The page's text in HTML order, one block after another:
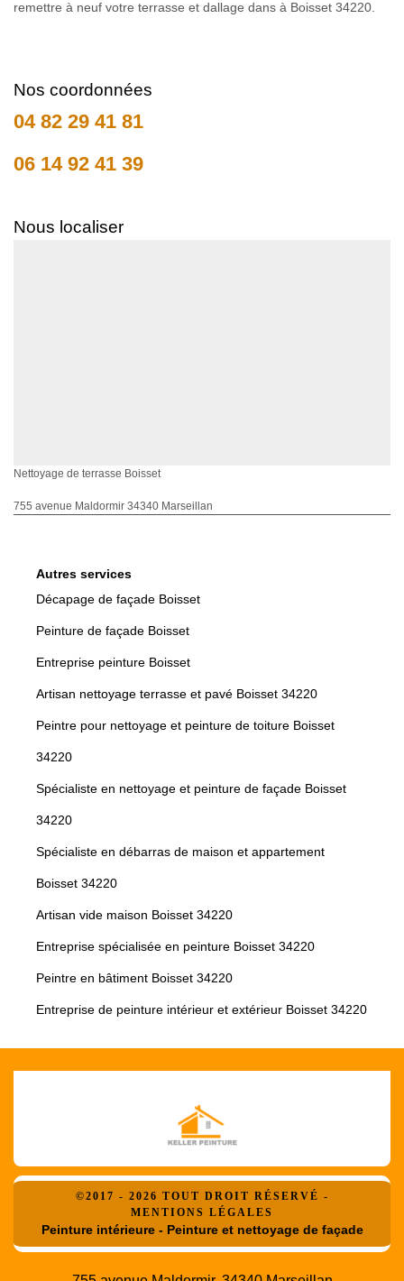
remettre à neuf votre terrasse et dallage dans à Boisset 34220.
Nos coordonnées
04 82 29 41 81
06 14 92 41 39
Nous localiser
Nettoyage de terrasse Boisset
755 avenue Maldormir 34340 Marseillan
Autres services
Décapage de façade Boisset
Peinture de façade Boisset
Entreprise peinture Boisset
Artisan nettoyage terrasse et pavé Boisset 34220
Peintre pour nettoyage et peinture de toiture Boisset
34220
Spécialiste en nettoyage et peinture de façade Boisset
34220
Spécialiste en débarras de maison et appartement
Boisset 34220
Artisan vide maison Boisset 34220
Entreprise spécialisée en peinture Boisset 34220
Peintre en bâtiment Boisset 34220
Entreprise de peinture intérieur et extérieur Boisset 34220
©2017 - 2026 TOUT DROIT RÉSERVÉ -
MENTIONS LÉGALES
Peinture intérieure - Peinture et nettoyage de façade